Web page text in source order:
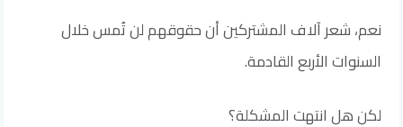
نعم، شعر آلاف المشتركين أن حقوقهم لن تُمس خلال
السنوات الأربع القادمة.
لكن هل انتهت المشكلة؟